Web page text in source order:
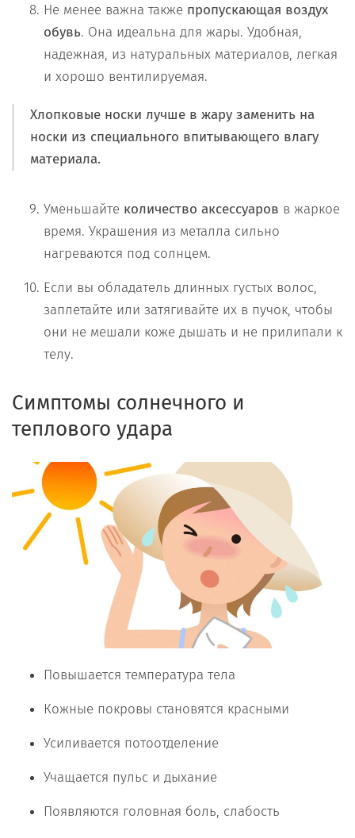
Не менее важна также пропускающая воздух
обувь. Она идеальна для жары. Удобная,
надежная, из натуральных материалов, легкая
и хорошо вентилируемая.
Хлопковые носки лучше в жару заменить на
носки из специального впитывающего влагу
материала.
Уменьшайте количество аксессуаров в жаркое
время. Украшения из металла сильно
нагреваются под солнцем.
Если вы обладатель длинных густых волос,
заплетайте или затягивайте их в пучок, чтобы
они не мешали коже дышать и не прилипали к
телу.
Симптомы солнечного и
теплового удара
Повышается температура тела
Кожные покровы становятся красными
Усиливается потоотделение
Учащается пульс и дыхание
Появляются головная боль, слабость